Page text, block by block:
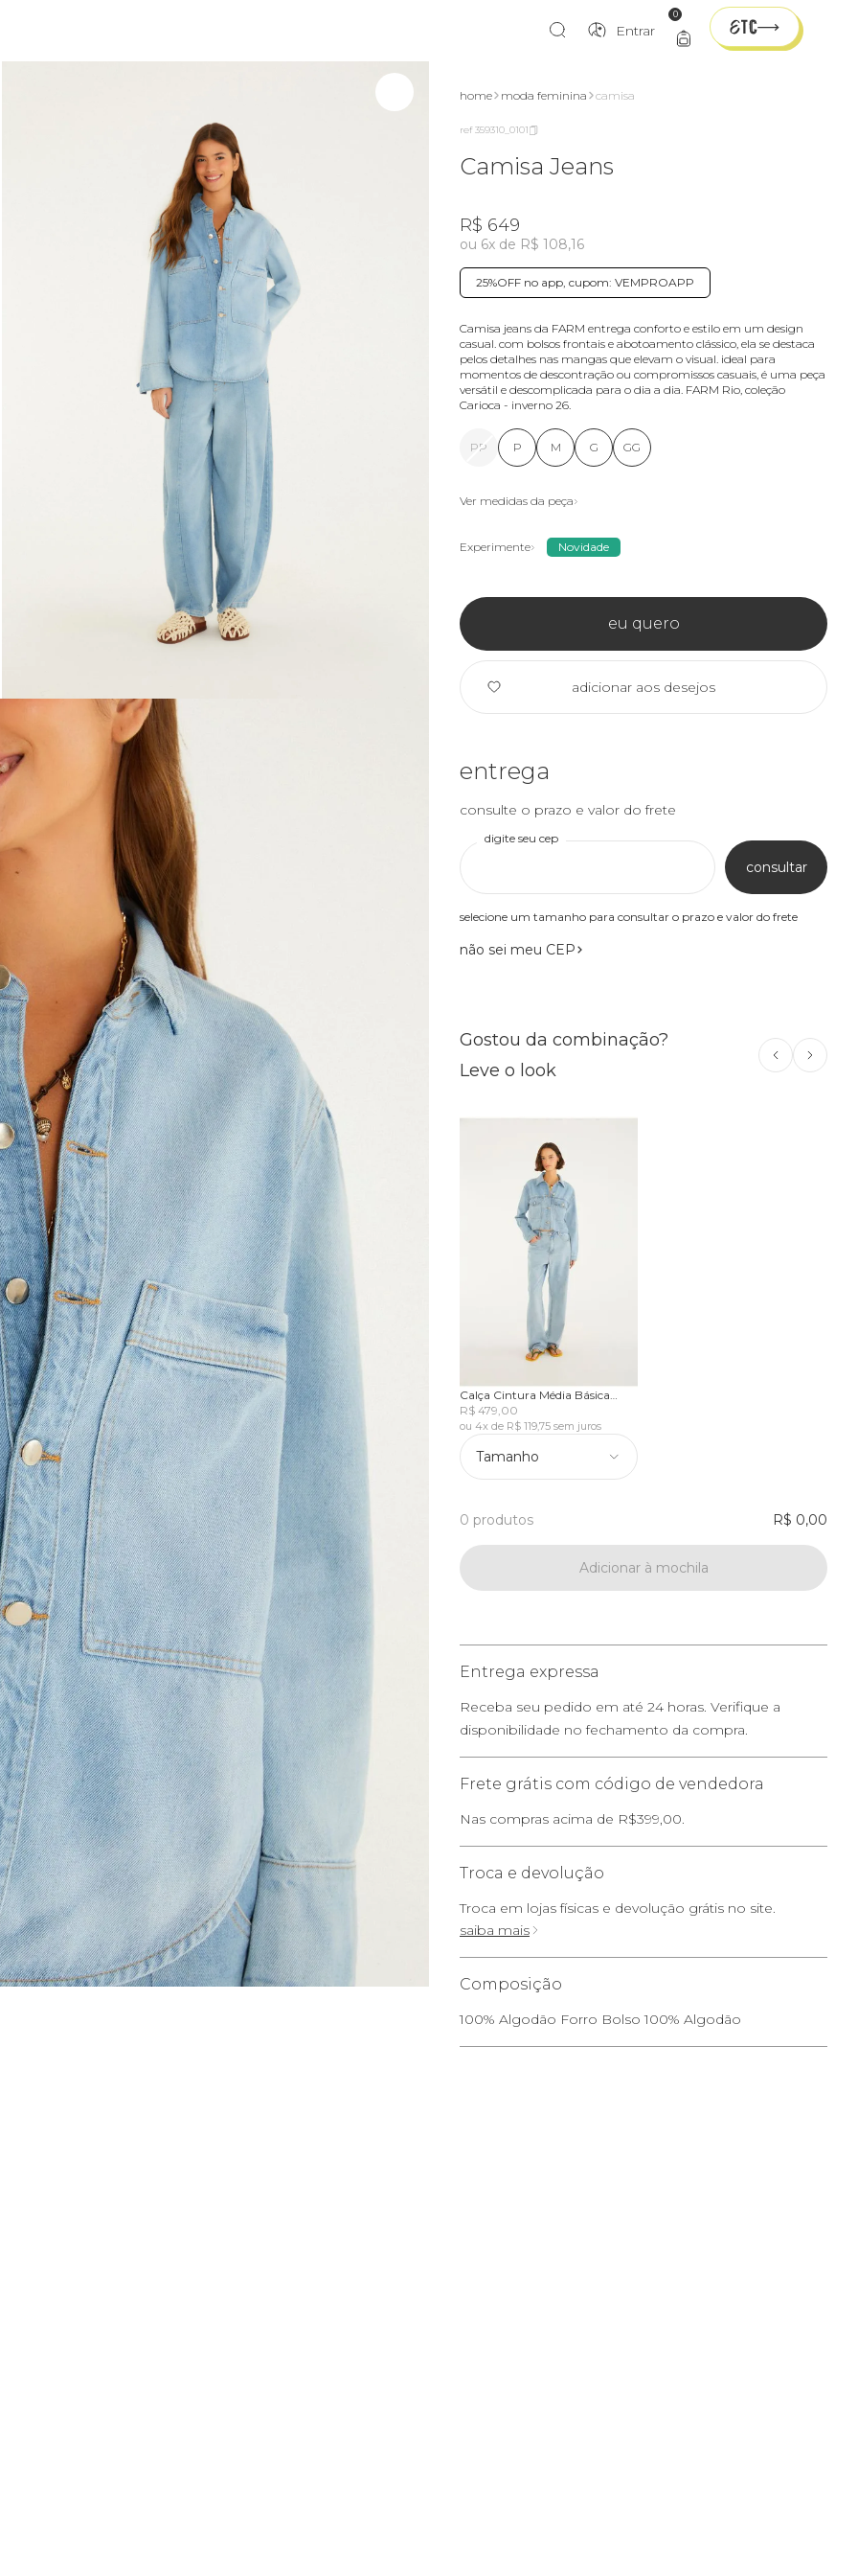
Entrar
0
Experimente home moda feminina camisa
ref 359310_0101
Camisa Jeans
R$ 649
ou 6x de R$ 108,16
25%OFF no app, cupom: VEMPROAPP
camisa jeans da FARM entrega conforto e estilo em um design
casual. com bolsos frontais e abotoamento clássico, ela se destaca
pelos detalhes nas mangas que elevam o visual. ideal para
momentos de descontração ou compromissos casuais, é uma peça
versátil e descomplicada para o dia a dia. FARM Rio, coleção
Carioca - inverno 26.
PP P M G GG
Ver medidas da peça
Experimente Novidade
eu quero
adicionar aos desejos
entrega
consulte o prazo e valor do frete
digite seu cep
consultar
selecione um tamanho para consultar o prazo e valor do frete
não sei meu CEP
Gostou da combinação?
Leve o look
Calça Cintura Média Básica
Reta
R$ 479,00
ou 4x de R$ 119,75 sem juros
Tamanho
0 produtos R$ 0,00
Adicionar à mochila
Entrega expressa
Receba seu pedido em até 24 horas. Verifique a
disponibilidade no fechamento da compra.
Frete grátis com código de vendedora
Nas compras acima de R$399,00.
Troca e devolução
Troca em lojas físicas e devolução grátis no site.
saiba mais
Composição
100% Algodão Forro Bolso 100% Algodão